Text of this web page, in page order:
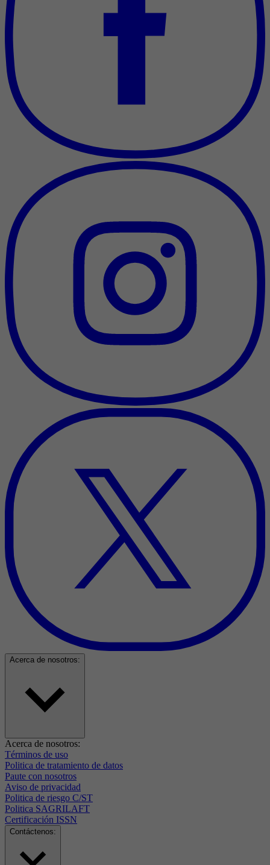
Acerca de nosotros:
Acerca de nosotros:
Términos de uso
Politica de tratamiento de datos
Paute con nosotros
Aviso de privacidad
Politica de riesgo C/ST
Politica SAGRILAFT
Certificación ISSN
Contáctenos: